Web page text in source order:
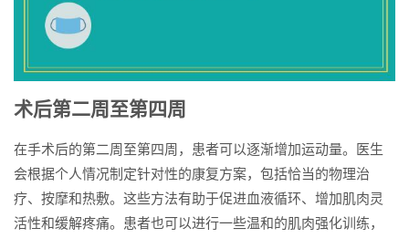
术后第二周至第四周
在手术后的第二周至第四周，患者可以逐渐增加运动量。医生
会根据个人情况制定针对性的康复方案，包括恰当的物理治
疗、按摩和热敷。这些方法有助于促进血液循环、增加肌肉灵
活性和缓解疼痛。患者也可以进行一些温和的肌肉强化训练，